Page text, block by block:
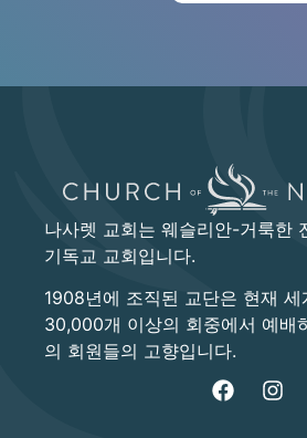
나사렛 교회는 웨슬리안-거룩한
기독교 교회입니다.
1908년에 조직된 교단은 현재 세
30,000개 이상의 회중에서 예배
의 회원들의 고향입니다.